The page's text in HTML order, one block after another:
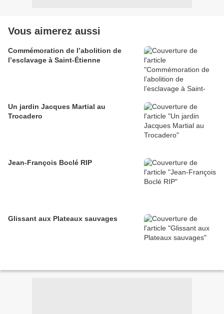
Vous aimerez aussi
Commémoration de l’abolition de
l’esclavage à Saint-Étienne
Un jardin Jacques Martial au
Trocadero
Jean-François Boclé RIP
Glissant aux Plateaux sauvages